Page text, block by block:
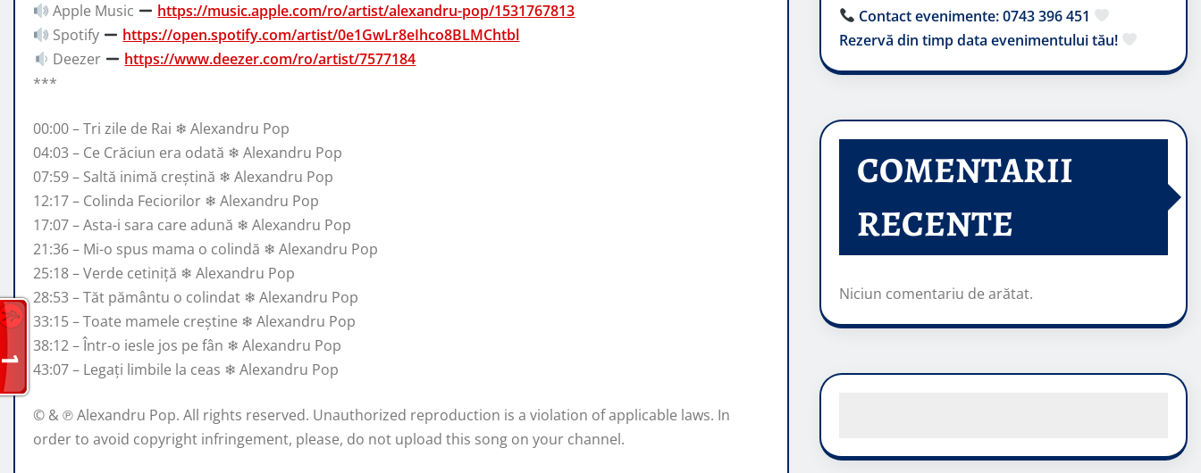
Apple Music
https://music.apple.com/ro/artist/alexandru-pop/1531767813
Spotify
https://open.spotify.com/artist/0e1GwLr8eIhco8BLMChtbl
Deezer
https://www.deezer.com/ro/artist/7577184
***
00:00 – Tri zile de Rai ❄ Alexandru Pop
04:03 – Ce Crăciun era odată ❄ Alexandru Pop
07:59 – Saltă inimă creștină ❄ Alexandru Pop
12:17 – Colinda Feciorilor ❄ Alexandru Pop
17:07 – Asta-i sara care adună ❄ Alexandru Pop
21:36 – Mi-o spus mama o colindă ❄ Alexandru Pop
25:18 – Verde cetiniță ❄ Alexandru Pop
28:53 – Tăt pământu o colindat ❄ Alexandru Pop
33:15 – Toate mamele creștine ❄ Alexandru Pop
38:12 – Într-o iesle jos pe fân ❄ Alexandru Pop
43:07 – Legați limbile la ceas ❄ Alexandru Pop
© & ℗ Alexandru Pop. All rights reserved. Unauthorized reproduction is a violation of applicable laws. In
order to avoid copyright infringement, please, do not upload this song on your channel.
Contact evenimente: 0743 396 451
Rezervă din timp data evenimentului tău!
COMENTARII
RECENTE
Niciun comentariu de arătat.